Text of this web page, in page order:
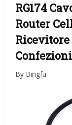
RG174
Router
Ricevitore
Confezioni
By Bingfu